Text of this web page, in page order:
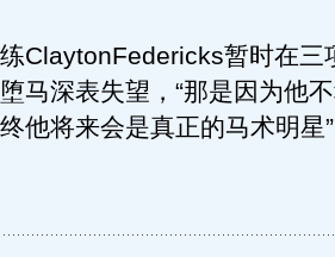
暂时在三
马深表失望，“那是因为他
他将来会是真正的马术明星